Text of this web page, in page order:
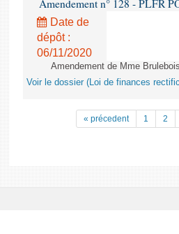
Amendement n° 128 - PLFR
Date de
dépôt :
06/11/2020
Amendement de Mme
Voir le dossier (Loi de finances
« précedent 1 2